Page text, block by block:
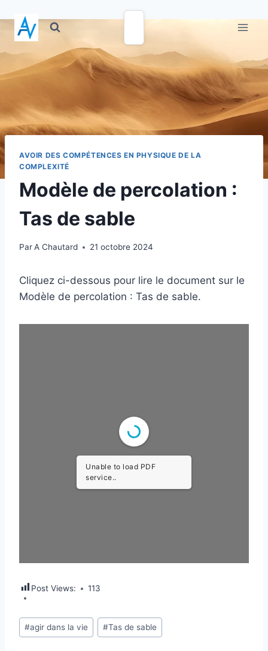
AVOIR DES COMPÉTENCES EN PHYSIQUE DE LA
COMPLEXITÉ
Modèle de percolation :
Tas de sable
ParA Chautard 21 octobre 2024
Cliquez ci-dessous pour lire le document sur le
Modèle de percolation : Tas de sable.
Unable to load PDF
service..
Post Views: 113
#agir dans la vie #Tas de sable